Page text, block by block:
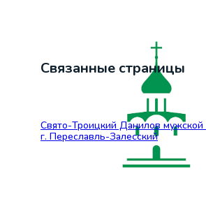
Связанные страницы
Свято-Троицкий Данилов мужской
г. Переславль-Залесский